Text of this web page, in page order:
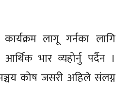
लागू गर्नका लागि
भार व्यहोर्नु पर्दैन ।
कोष जसरी अहिले संलग्न